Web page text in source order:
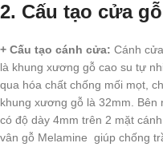
2. Cấu tạo cửa
+ Cấu tạo cánh cửa: Cánh
là khung xương gỗ cao su tự
qua hóa chất chống mối mọt,
khung xương gỗ là 32mm. Bên
có độ dày 4mm trên 2 mặt
vân gỗ Melamine giúp chống